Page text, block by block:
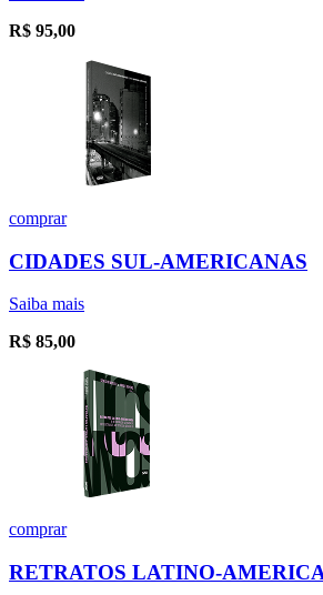
R$ 95,00
comprar
CIDADES SUL-AMERICANAS
Saiba mais
R$ 85,00
comprar
RETRATOS LATINO-